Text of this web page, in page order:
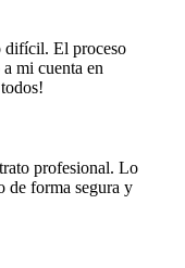
difícil. El proceso
mi cuenta en
profesional. Lo
de forma segura y